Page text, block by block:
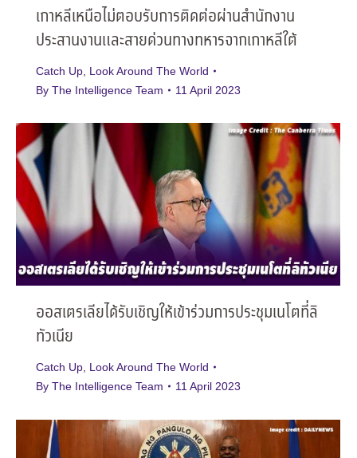
เกาหลีเหนือไม่ตอบรับการติดต่อผ่านสำนักงาน
ประสานงานและสายด่วนทางทหารจากเกาหลีใต้
Catch Up Look Around The World
By The Intelligence Team 11 April 2023
ออสเตรเลียได้รับเชิญให้เข้าร่วมการประชุมเนโตที่ลิ
ทัวเนีย
Catch Up Look Around The World
By The Intelligence Team 11 April 2023